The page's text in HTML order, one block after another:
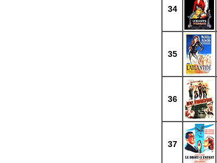
34
35
36
37